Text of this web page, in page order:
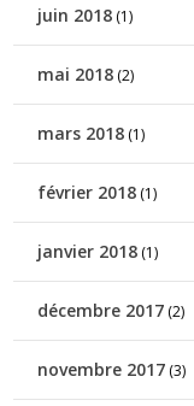
juin 2018 (1)
mai 2018 (2)
mars 2018 (1)
février 2018 (1)
janvier 2018 (1)
décembre 2017 (2)
novembre 2017 (3)